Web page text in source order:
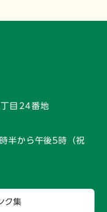
目24番地
半から午後5時 （祝
ク集